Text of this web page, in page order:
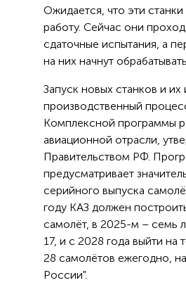
Ожидается, что эти
работу. Сейчас они
сдаточные испытания, а
на них начнут
Запуск новых станков и их
производственный
Комплексной программы
авиационной отрасли,
Правительством РФ.
предусматривает
серийного выпуска
году КАЗ должен
самолёт, в 2025-м – семь
17, и с 2028 года выйти на
28 самолётов ежегодно,
России".